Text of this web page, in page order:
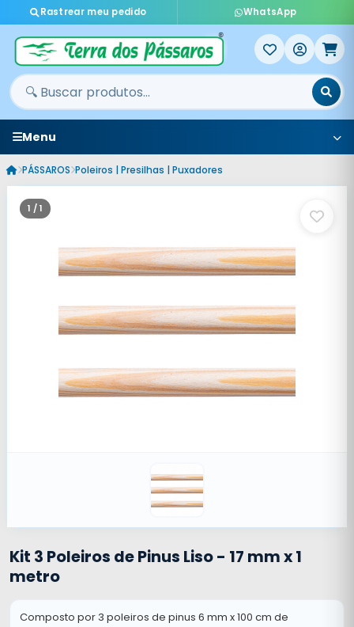
Rastrear meu pedido WhatsApp
Menu
PÁSSAROS Poleiros | Presilhas | Puxadores
1 / 1
Kit 3 Poleiros de Pinus Liso - 17 mm x 1
metro
Composto por 3 poleiros de pinus 6 mm x 100 cm de